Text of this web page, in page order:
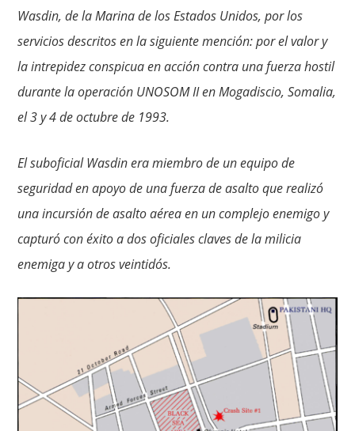
Wasdin, de la Marina de los Estados Unidos, por los
servicios descritos en la siguiente mención: por el valor y
la intrepidez conspicua en acción contra una fuerza hostil
durante la operación UNOSOM II en Mogadiscio, Somalia,
el 3 y 4 de octubre de 1993.
El suboficial Wasdin era miembro de un equipo de
seguridad en apoyo de una fuerza de asalto que realizó
una incursión de asalto aérea en un complejo enemigo y
capturó con éxito a dos oficiales claves de la milicia
enemiga y a otros veintidós.